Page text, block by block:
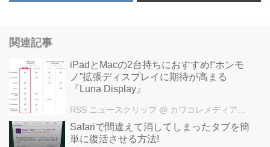
関連記事
iPadとMacの2台持ちにおすすめ!“ホンモ
ノ”拡張ディスプレイに期待が高まる
『Luna Display』
RSS ニュースクリップ @ カワコレメディア編集部
Safariで間違えて消してしまったタブを簡
単に復活させる方法!